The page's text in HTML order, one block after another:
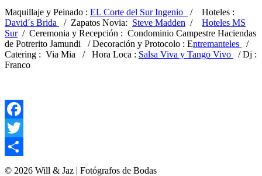
Maquillaje y Peinado : EL Corte del Sur Ingenio
/ Hoteles :
David´s Brida
/ Zapatos Novia: Steve Madden / Hoteles MS
Sur/ Ceremonia y Recepción : Condominio Campestre Haciendas
de Potrerito Jamundi / Decoración y Protocolo : Entremanteles
/
Catering : Via Mia / Hora Loca : Salsa Viva y Tango Vivo
/ Dj :
Franco
Facebook
Twitter
Compartir
© 2026 Will & Jaz | Fotógrafos de Bodas